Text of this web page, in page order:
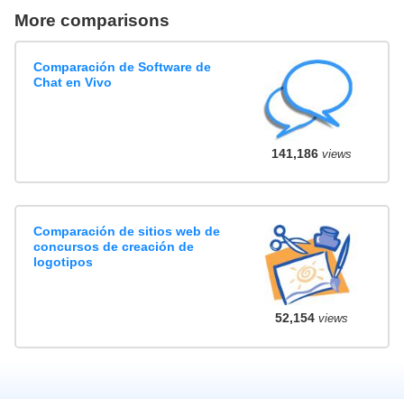
More comparisons
Comparación de Software de
Chat en Vivo
141,186views
Comparación de sitios web de
concursos de creación de
logotipos
52,154views